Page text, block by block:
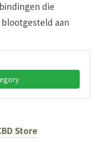
die
aan
Store